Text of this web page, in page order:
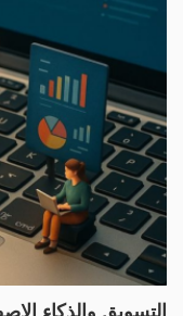
التسويق والذكاء